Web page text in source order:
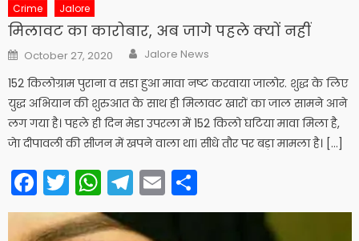
Crime Jalore
मिलावट का कारोबार, अब जागे पहले क्यों नहीं
Posted
on
October 27, 2020 Author
Jalore News
152 किलोग्राम पुराना व सडा हुआ मावा नष्ट करवाया जालोर. शुद्ध के लिए
युद्ध अभियान की शुरुआत के साथ ही मिलावट खारों का जाल सामने आने
लग गया है। पहले ही दिन मेडा उपरला में 152 किलो घटिया मावा मिला है,
जेा दीपावली की सीजन में खपने वाला था। सीधे तौर पर बड़ा मामला है। […]
Facebook
Twitter
WhatsApp
Telegram
Email